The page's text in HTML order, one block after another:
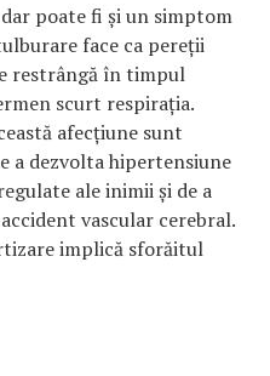
poate fi și un simptom
face ca pereții
restrângă în timpul
scurt respirația.
afecțiune sunt
a dezvolta hipertensiune
ale inimii și de a
vascular cerebral.
implică sforăitul